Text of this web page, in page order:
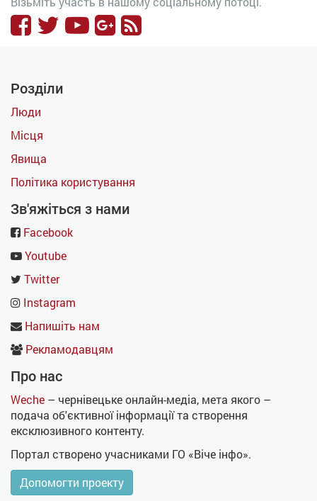
Розділи
Люди
Місця
Явища
Політика користування
Зв'яжіться з нами
Facebook
Youtube
Twitter
Instagram
Напишіть нам
Рекламодавцям
Про нас
Weche – чернівецьке онлайн-медіа, мета якого –
подача об'єктивної інформації та створення
ексклюзивного контенту.
Портал створено учасниками ГО «Віче інфо».
Допомогти проекту